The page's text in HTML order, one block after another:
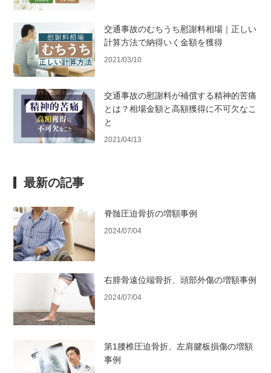
交通事故のむちうち慰謝料相場｜正しい
計算方法で納得いく金額を獲得
2021/03/10
交通事故の慰謝料が補償する精神的苦痛
とは？相場金額と高額獲得に不可欠なこ
と
2021/04/13
最新の記事
脊髄圧迫骨折の増額事例
2024/07/04
右腓骨遠位端骨折、頭部外傷の増額事例
2024/07/04
第1腰椎圧迫骨折、左肩腱板損傷の増額
事例